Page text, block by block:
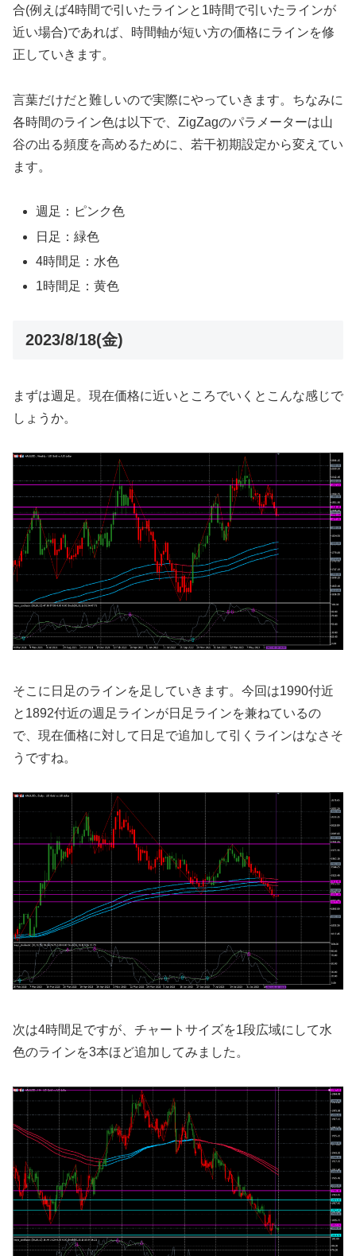
合(例えば4時間で引いたラインと1時間で引いたラインが
近い場合)であれば、時間軸が短い方の価格にラインを修
正していきます。
言葉だけだと難しいので実際にやっていきます。ちなみに
各時間のライン色は以下で、ZigZagのパラメーターは山
谷の出る頻度を高めるために、若干初期設定から変えてい
ます。
週足：ピンク色
日足：緑色
4時間足：水色
1時間足：黄色
2023/8/18(金)
まずは週足。現在価格に近いところでいくとこんな感じで
しょうか。
そこに日足のラインを足していきます。今回は1990付近
と1892付近の週足ラインが日足ラインを兼ねているの
で、現在価格に対して日足で追加して引くラインはなさそ
うですね。
次は4時間足ですが、チャートサイズを1段広域にして水
色のラインを3本ほど追加してみました。